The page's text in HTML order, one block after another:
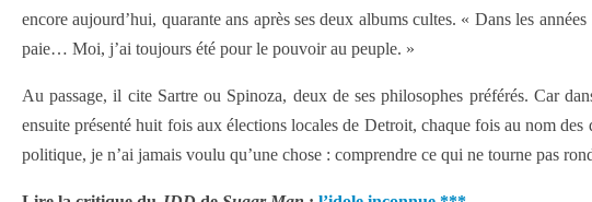
encore aujourd’hui, quarante ans après ses deux albums cultes. « Dans les
paie… Moi, j’ai toujours été pour le pouvoir au peuple. »
Au passage, il cite Sartre ou Spinoza, deux de ses philosophes préférés. Car
ensuite présenté huit fois aux élections locales de Detroit, chaque fois au nom
politique, je n’ai jamais voulu qu’une chose : comprendre ce qui ne tourne pas